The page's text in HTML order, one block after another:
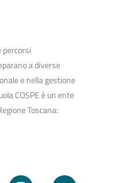
percorsi
a diverse
e nella gestione
COSPE è un ente
Toscana: